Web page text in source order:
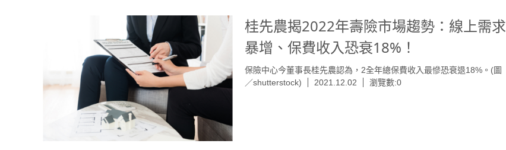
桂先農揭2022年壽險市場趨勢：線上需求
暴增、保費收入恐衰18%！
保險中心今董事長桂先農認為，2全年總保費收入最慘恐衰退18%。(圖
／shutterstock)
2021.12.02 瀏覽數:0